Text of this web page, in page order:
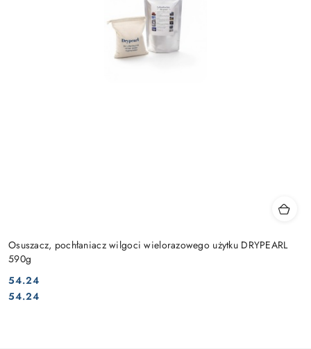
Osuszacz, pochłaniacz wilgoci wielorazowego użytku DRYPEARL
590g
Cena:
54.24
Cena:
54.24